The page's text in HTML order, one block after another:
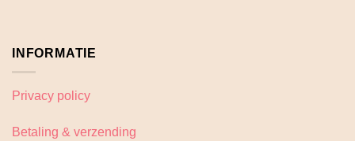
INFORMATIE
Privacy policy
Betaling & verzending